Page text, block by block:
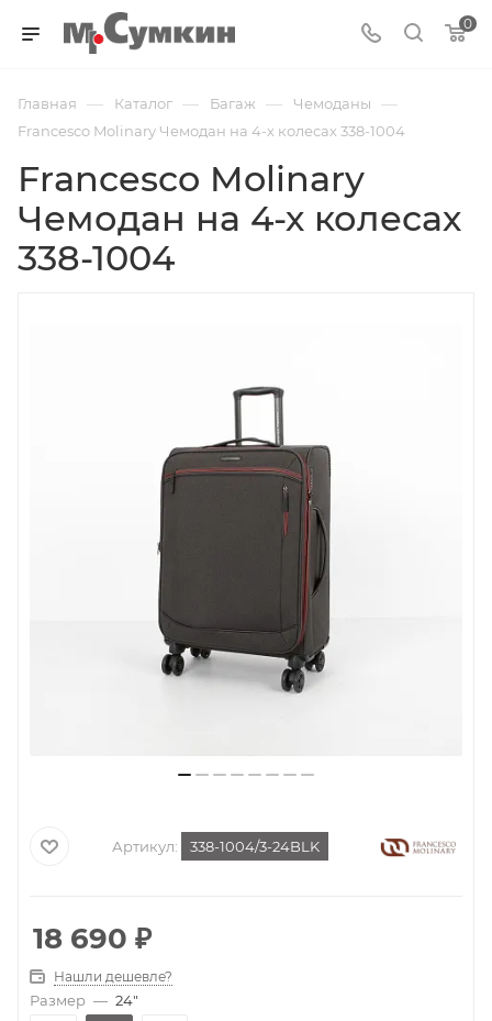
0
Главная — Каталог — Багаж — Чемоданы —
Francesco Molinary Чемодан на 4-х колесах 338-1004
Francesco Molinary
Чемодан на 4-х колесах
338-1004
Артикул: 338-1004/3-24BLK
18 690 ₽
Нашли дешевле?
Размер — 24"